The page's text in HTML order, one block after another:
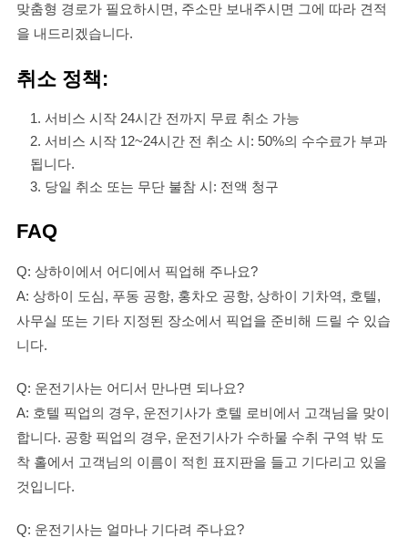
맞춤형 경로가 필요하시면, 주소만 보내주시면 그에 따라 견적
을 내드리겠습니다.
취소 정책:
서비스 시작 24시간 전까지 무료 취소 가능
서비스 시작 12~24시간 전 취소 시: 50%의 수수료가 부과
됩니다.
당일 취소 또는 무단 불참 시: 전액 청구
FAQ
Q: 상하이에서 어디에서 픽업해 주나요?
A: 상하이 도심, 푸동 공항, 홍차오 공항, 상하이 기차역, 호텔,
사무실 또는 기타 지정된 장소에서 픽업을 준비해 드릴 수 있습
니다.
Q: 운전기사는 어디서 만나면 되나요?
A: 호텔 픽업의 경우, 운전기사가 호텔 로비에서 고객님을 맞이
합니다. 공항 픽업의 경우, 운전기사가 수하물 수취 구역 밖 도
착 홀에서 고객님의 이름이 적힌 표지판을 들고 기다리고 있을
것입니다.
Q: 운전기사는 얼마나 기다려 주나요?